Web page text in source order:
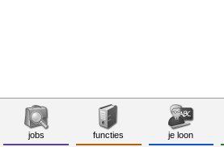
jobs functies je loon